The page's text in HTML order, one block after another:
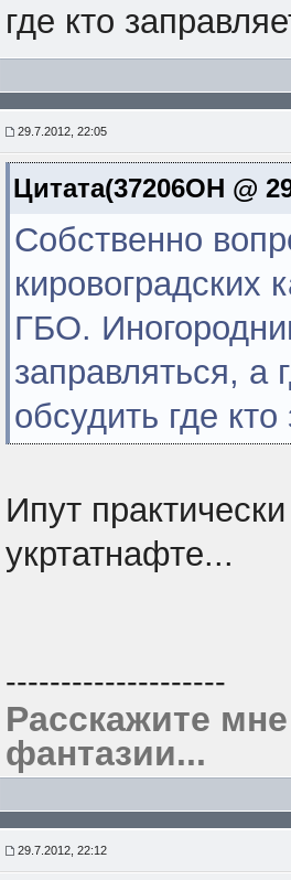
где кто
29.7.2012, 22:05
Цитата(37206OH @
Собственно
кировоградских
ГБО.
заправляться, а
обсудить где
Ипут
укртатнафте...
--------------------
Расскажите
фантазии...
29.7.2012, 22:12